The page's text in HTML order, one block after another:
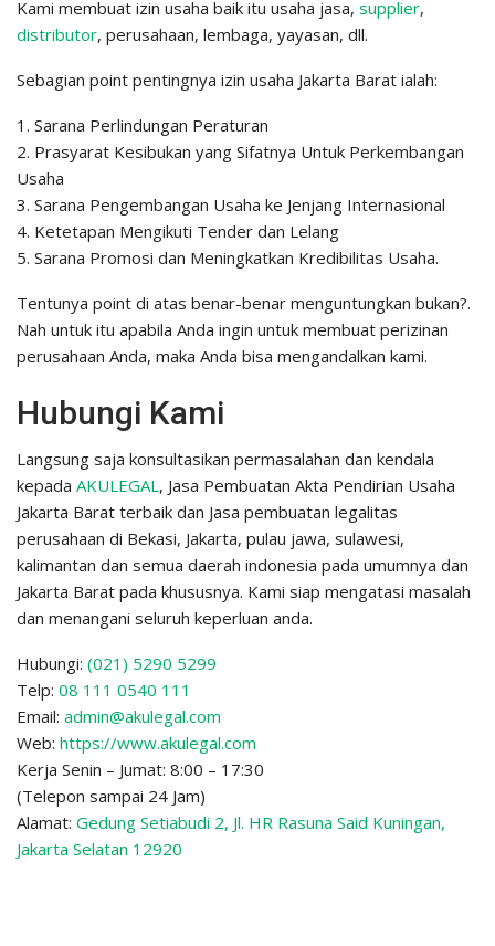
Kami membuat izin usaha baik itu usaha jasa, supplier,
distributor, perusahaan, lembaga, yayasan, dll.
Sebagian point pentingnya izin usaha Jakarta Barat ialah:
1. Sarana Perlindungan Peraturan
2. Prasyarat Kesibukan yang Sifatnya Untuk Perkembangan
Usaha
3. Sarana Pengembangan Usaha ke Jenjang Internasional
4. Ketetapan Mengikuti Tender dan Lelang
5. Sarana Promosi dan Meningkatkan Kredibilitas Usaha.
Tentunya point di atas benar-benar menguntungkan bukan?.
Nah untuk itu apabila Anda ingin untuk membuat perizinan
perusahaan Anda, maka Anda bisa mengandalkan kami.
Hubungi Kami
Langsung saja konsultasikan permasalahan dan kendala
kepada AKULEGAL, Jasa Pembuatan Akta Pendirian Usaha
Jakarta Barat terbaik dan Jasa pembuatan legalitas
perusahaan di Bekasi, Jakarta, pulau jawa, sulawesi,
kalimantan dan semua daerah indonesia pada umumnya dan
Jakarta Barat pada khususnya. Kami siap mengatasi masalah
dan menangani seluruh keperluan anda.
Hubungi: (021) 5290 5299
Telp: 08 111 0540 111
Email: admin@akulegal.com
Web: https://www.akulegal.com
Kerja Senin – Jumat: 8:00 – 17:30
(Telepon sampai 24 Jam)
Alamat: Gedung Setiabudi 2, Jl. HR Rasuna Said Kuningan,
Jakarta Selatan 12920